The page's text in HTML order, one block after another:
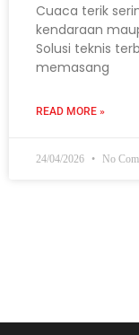
Cuaca terik
kendaraan
Solusi teknis
memasang
READ MORE »
24/04/2026 No